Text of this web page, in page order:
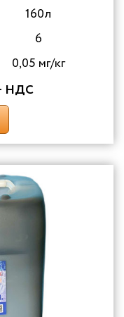
160л
6
0,05 мг/кг
НДС